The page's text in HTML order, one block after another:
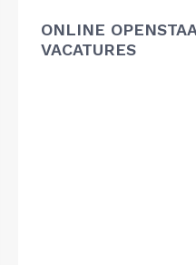
ONLINE
VACATURES